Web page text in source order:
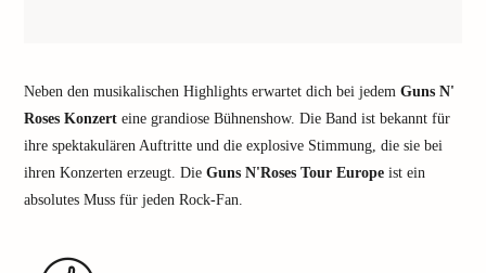
Neben den musikalischen Highlights erwartet dich bei jedem Guns N'
Roses Konzert eine grandiose Bühnenshow. Die Band ist bekannt für
ihre spektakulären Auftritte und die explosive Stimmung, die sie bei
ihren Konzerten erzeugt. Die Guns N'Roses Tour Europe ist ein
absolutes Muss für jeden Rock-Fan.